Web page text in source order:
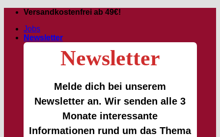
Zum
springen
Versandkostenfrei ab 49€!
Jobs
Newsletter
Newsletter
Melde dich bei unserem
Newsletter an. Wir senden alle 3
Monate interessante
Informationen rund um das Thema